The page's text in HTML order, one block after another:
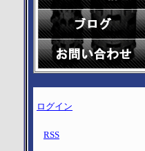
ログイン
RSS